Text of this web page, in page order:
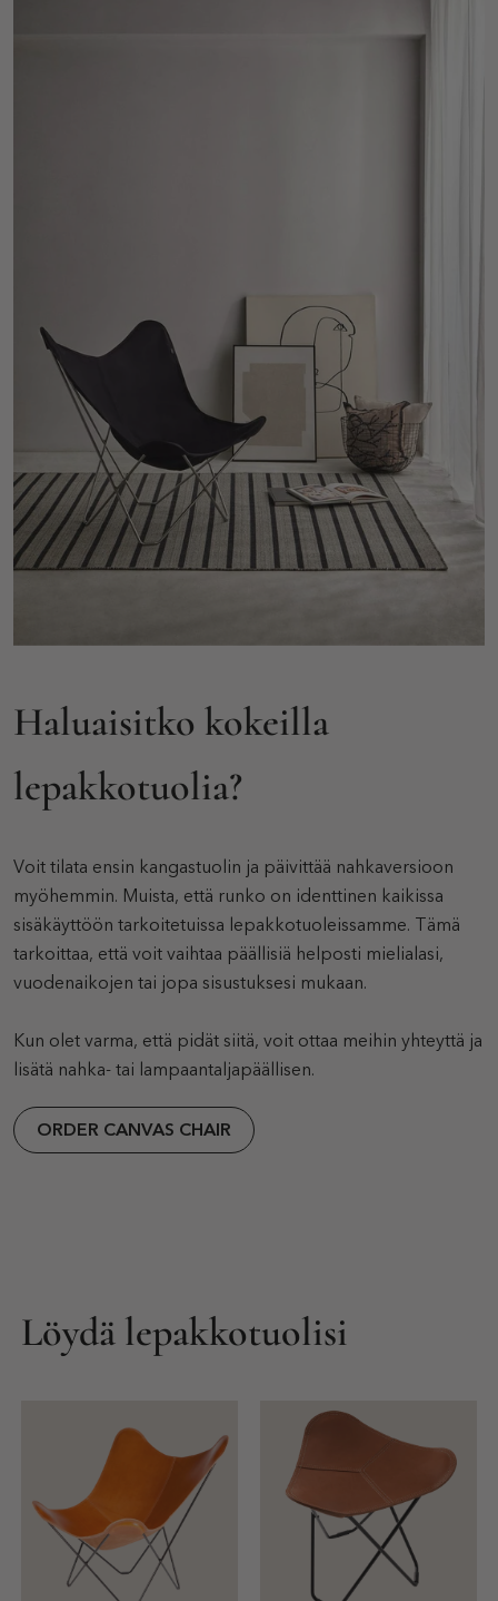
Haluaisitko kokeilla
lepakkotuolia?
Voit tilata ensin kangastuolin ja päivittää nahkaversioon
myöhemmin. Muista, että runko on identtinen kaikissa
sisäkäyttöön tarkoitetuissa lepakkotuoleissamme. Tämä
tarkoittaa, että voit vaihtaa päällisiä helposti mielialasi,
vuodenaikojen tai jopa sisustuksesi mukaan.
Kun olet varma, että pidät siitä, voit ottaa meihin yhteyttä ja
lisätä nahka- tai lampaantaljapäällisen.
ORDER CANVAS CHAIR
Löydä lepakkotuolisi